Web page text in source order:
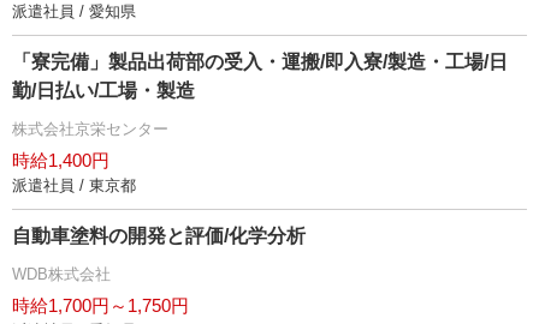
派遣社員 / 愛知県
「寮完備」製品出荷部の受入・運搬/即入寮/製造・工場/日
勤/日払い/工場・製造
株式会社京栄センター
時給1,400円
派遣社員 / 東京都
自動車塗料の開発と評価/化学分析
WDB株式会社
時給1,700円～1,750円